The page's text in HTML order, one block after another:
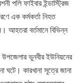
পলি ফাইবার ইন্ডাস্ট্রিজ
এক কর্মকর্তা নিহত
বর্তমানে বিভিন্ন
উপজেলার ভুনবীর ইউনিয়নের
ঘটে। কারখানা সূত্রে জানা